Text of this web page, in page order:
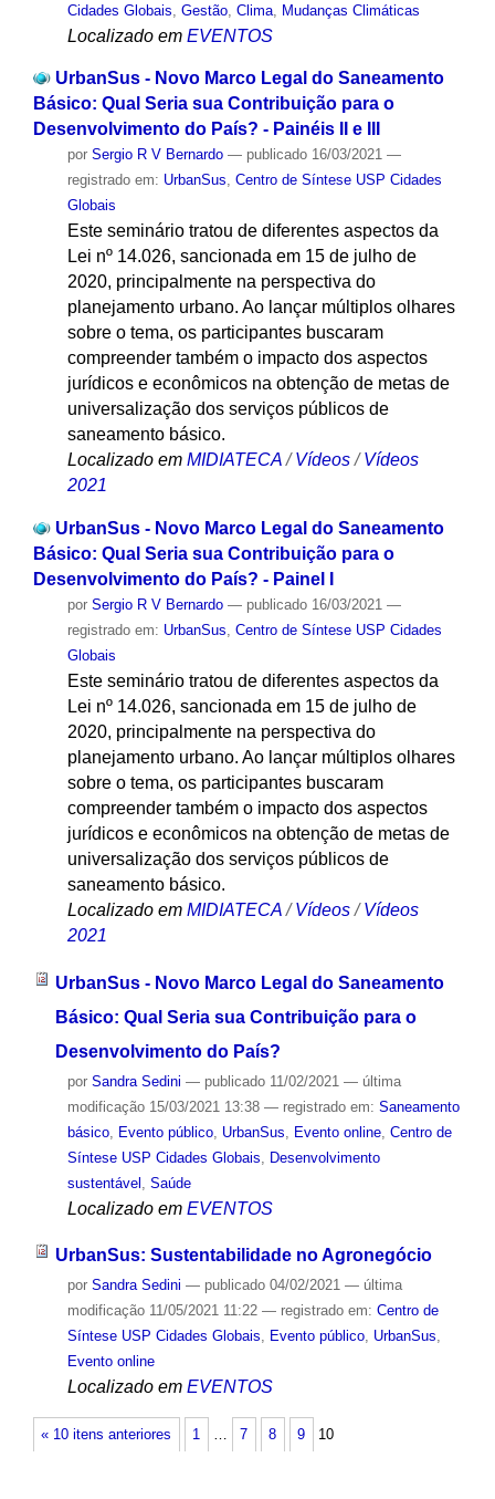
Cidades Globais Gestão, Clima, Mudanças Climáticas
Localizado em EVENTOS
UrbanSus - Novo Marco Legal do Saneamento
Básico: Qual Seria sua Contribuição para o
Desenvolvimento do País? - Painéis II e III
por Sergio R V Bernardo — publicado16/03/2021 —
registrado em: UrbanSus, Centro de Síntese USP Cidades
Globais
Este seminário tratou de diferentes aspectos da
Lei nº 14.026, sancionada em 15 de julho de
2020, principalmente na perspectiva do
planejamento urbano. Ao lançar múltiplos olhares
sobre o tema, os participantes buscaram
compreender também o impacto dos aspectos
jurídicos e econômicos na obtenção de metas de
universalização dos serviços públicos de
saneamento básico.
Localizado em MIDIATECA /Vídeos /Vídeos
2021
UrbanSus - Novo Marco Legal do Saneamento
Básico: Qual Seria sua Contribuição para o
Desenvolvimento do País? - Painel I
por Sergio R V Bernardo — publicado16/03/2021 —
registrado em: UrbanSus, Centro de Síntese USP Cidades
Globais
Este seminário tratou de diferentes aspectos da
Lei nº 14.026, sancionada em 15 de julho de
2020, principalmente na perspectiva do
planejamento urbano. Ao lançar múltiplos olhares
sobre o tema, os participantes buscaram
compreender também o impacto dos aspectos
jurídicos e econômicos na obtenção de metas de
universalização dos serviços públicos de
saneamento básico.
Localizado em MIDIATECA /Vídeos /Vídeos
2021
UrbanSus - Novo Marco Legal do Saneamento
Básico: Qual Seria sua Contribuição para o
Desenvolvimento do País?
por Sandra Sedini — publicado11/02/2021 — última
modificação15/03/2021 13:38 — registrado em: Saneamento
básico, Evento público, UrbanSus Evento online, Centro de
Síntese USP Cidades Globais
Desenvolvimento
sustentável Saúde
Localizado em EVENTOS
UrbanSus: Sustentabilidade no Agronegócio
por Sandra Sedini — publicado04/02/2021 — última
modificação11/05/2021 11:22 — registrado em: Centro de
Síntese USP Cidades Globais, Evento público, UrbanSus,
Evento online
Localizado em EVENTOS
« 10 itens anteriores 1 7 8 9 10